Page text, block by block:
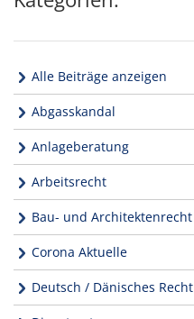
Alle Beiträge anzeigen
Abgasskandal
Anlageberatung
Arbeitsrecht
Bau- und Architektenrecht
Corona Aktuelle
Deutsch / Dänisches Recht